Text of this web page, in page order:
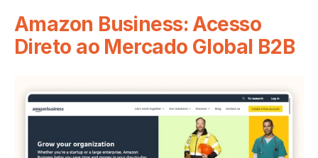
Amazon Business: Acesso
Direto ao Mercado Global B2B